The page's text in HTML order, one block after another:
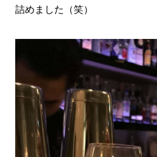
詰めました（笑）